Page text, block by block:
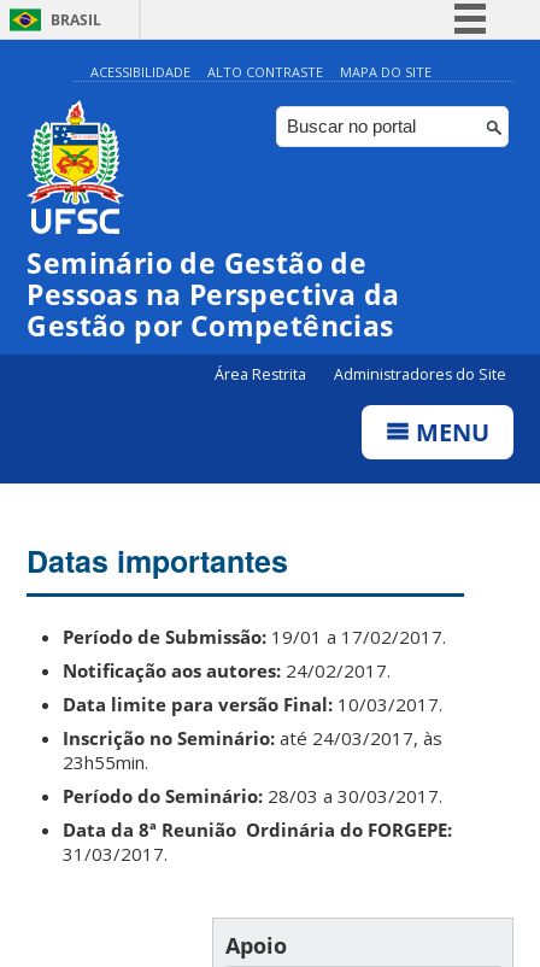
BRASIL
Simplifique!
Comunica BR
Participe
Canais
ACESSIBILIDADE ALTO CONTRASTE MAPA DO SITE
Seminário de Gestão de
Pessoas na Perspectiva da
Gestão por Competências
Área Restrita Administradores do Site
MENU
Datas importantes
Período de Submissão: 19/01 a 17/02/2017.
Notificação aos autores: 24/02/2017.
Data limite para versão Final: 10/03/2017.
Inscrição no Seminário: até 24/03/2017, às
23h55min.
Período do Seminário: 28/03 a 30/03/2017.
Data da 8ª Reunião Ordinária do FORGEPE:
31/03/2017.
Apoio